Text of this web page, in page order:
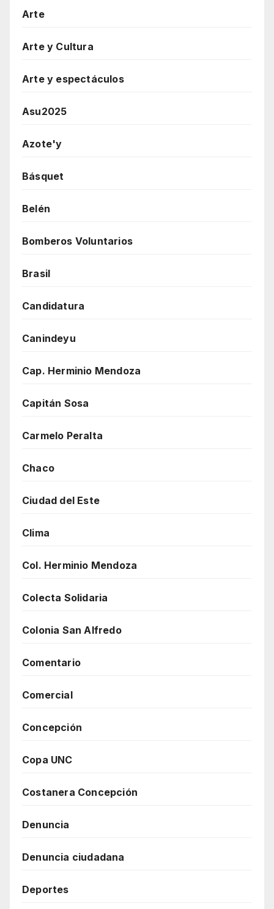
Arte
Arte y Cultura
Arte y espectáculos
Asu2025
Azote'y
Básquet
Belén
Bomberos Voluntarios
Brasil
Candidatura
Canindeyu
Cap. Herminio Mendoza
Capitán Sosa
Carmelo Peralta
Chaco
Ciudad del Este
Clima
Col. Herminio Mendoza
Colecta Solidaria
Colonia San Alfredo
Comentario
Comercial
Concepción
Copa UNC
Costanera Concepción
Denuncia
Denuncia ciudadana
Deportes